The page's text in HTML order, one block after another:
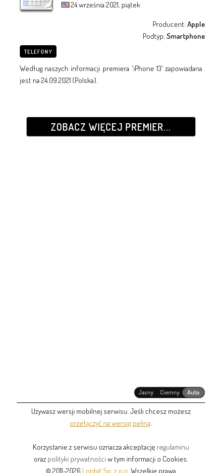
24 września 2021, piątek
Producent:Apple
Podtyp:Smartphone
TELEFONY
Według naszych informacji premiera 'iPhone 13' zapowiadana
jest na 24.09.2021 (Polska).
ZOBACZ WIĘCEJ PREMIER...
Jasny Ciemny Auto
Używasz wersji mobilnej serwisu. Jeśli chcesz możesz
przełączyć na wersję pełną
Korzystanie z serwisu oznacza akceptację regulaminu
oraz polityki prywatności w tym informacji o Cookies.
© 2011-2026 Lonbit Sp. z o.o. Wszelkie prawa